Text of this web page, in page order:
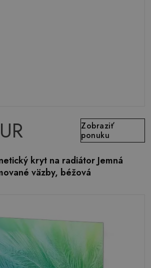
Zobraziť
ponuku
kryt na radiátor Jemná
väzby, béžová